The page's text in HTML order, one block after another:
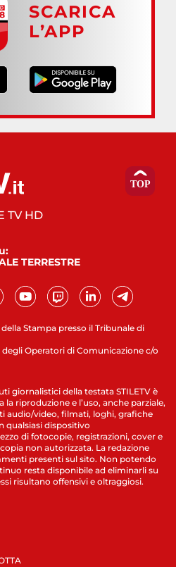
SCARICA
L’APP
Stampa presso il Tribunale di
Operatori di Comunicazione c/o
TV HD
TERRESTRE
giornalistici della testata STILETV è
riproduzione e l’uso, anche parziale,
audio/video, filmati, loghi, grafiche
qualsiasi dispositivo
di fotocopie, registrazioni, cover e
non autorizzata. La redazione
presenti sul sito. Non potendo
resta disponibile ad eliminarli su
risultano offensivi e oltraggiosi.